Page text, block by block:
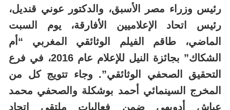
رئيس وزراء مصر الأسبق، والدكتور عوني قنديل،
رئيس اتحاد الإعلاميين الأفارقة، يوم السبت
الماضي، طاقم الفيلم الوثائقي المغربي “أم
الشكاك” بجائزة النيل للإعلام عام 2016، في فرع
التحقيق الصحفي الوثائقي”. وجاء تتويج كل من
المخرج السينمائي أحمد بوشكلة والصحفي محمد
عياش أدويهي ضمن فعاليات ملتقى اتحاد